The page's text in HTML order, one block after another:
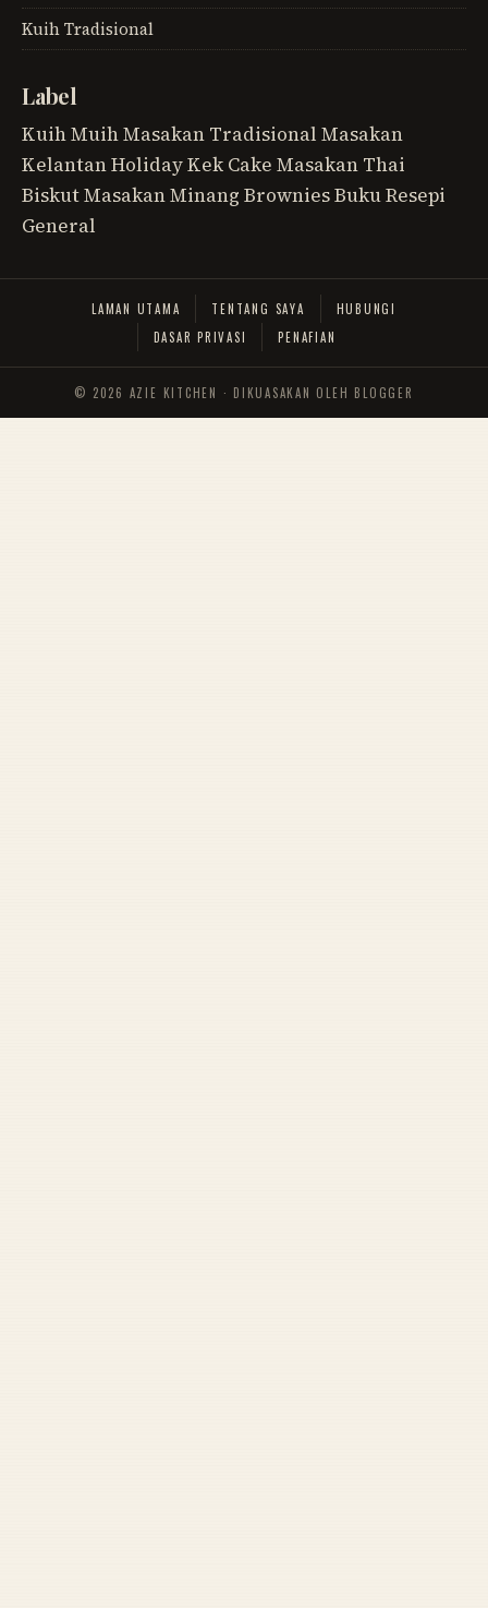
Kuih Tradisional
Label
Kuih MuihMasakan Tradisional Masakan
KelantanHolidayKek Cake Masakan Thai
BiskutMasakan Minang BrowniesBuku Resepi
General
LAMAN UTAMA TENTANG SAYA
HUBUNGI
DASAR PRIVASI
PENAFIAN
© 2026 AZIE KITCHEN · DIKUASAKAN OLEH BLOGGER